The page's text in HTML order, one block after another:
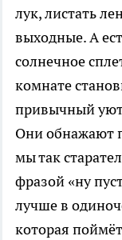
лук, листать
выходные. А
солнечное
комнате
привычный
Они обнажают
мы так
фразой «ну
лучше в
которая